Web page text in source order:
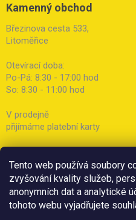
Tento web používá soubory
zvyšování kvality služeb,
anonymních dat a analytické
tohoto webu vyjadřujete
Kamenný obchod
Březinova cesta 533,
Litoměřice
Otevírací doba:
Po-Pá: 8:30 - 17:00 hod
So: 8:30 - 11:00 hod
V prodejně
přijímáme platební karty